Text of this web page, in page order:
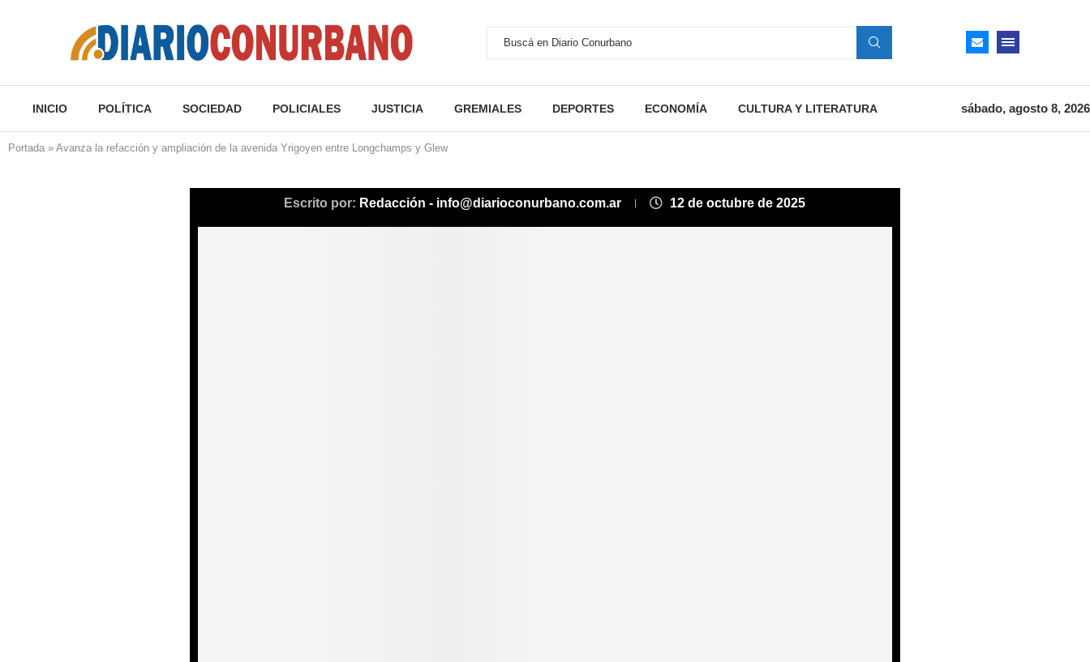
INICIO POLÍTICA SOCIEDAD POLICIALES JUSTICIA GREMIALES DEPORTES ECONOMÍA CULTURA Y LITERATURA sábado, agosto 8, 2026
Portada » Avanza la refacción y ampliación de la avenida Yrigoyen entre Longchamps y Glew
Escrito por: Redacción - info@diarioconurbano.com.ar 12 de octubre de 2025